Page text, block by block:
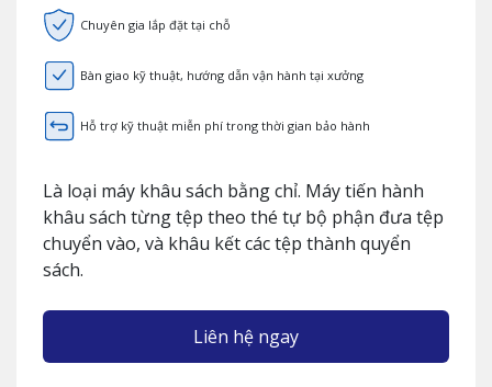
Chuyên gia lắp đặt tại chỗ
Bàn giao kỹ thuật, hướng dẫn vận hành tại xưởng
Hỗ trợ kỹ thuật miễn phí trong thời gian bảo hành
Là loại máy khâu sách bằng chỉ. Máy tiến hành
khâu sách từng tệp theo thé tự bộ phận đưa tệp
chuyển vào, và khâu kết các tệp thành quyển
sách.
Liên hệ ngay